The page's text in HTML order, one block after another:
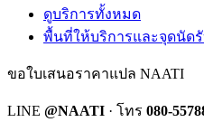
ดูบริการทั้งหมด
พื้นที่ให้บริการและจุดนัดรั
ขอใบเสนอราคาแปล NAATI
LINE @NAATI · โทร 080-